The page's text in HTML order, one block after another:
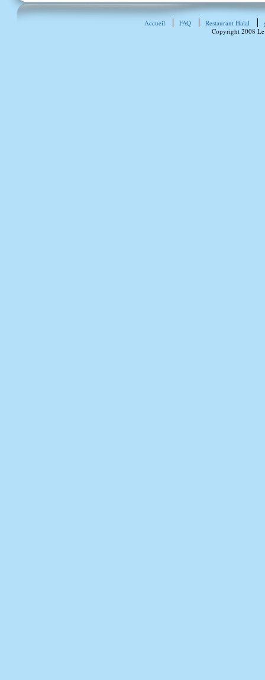
Accueil FAQ Restaurant Halal
Copyright 2008